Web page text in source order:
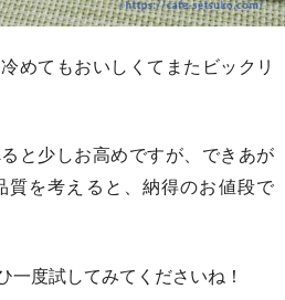
めてもおいしくてまたビックリ
と少しお高めですが、できあが
質を考えると、納得のお値段で
一度試してみてくださいね！